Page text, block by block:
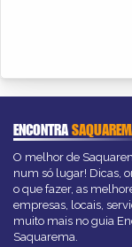
ENCONTRA
O melhor de
num só lugar! Dicas,
o que fazer, as
empresas, locais,
muito mais no guia
Saquarema.